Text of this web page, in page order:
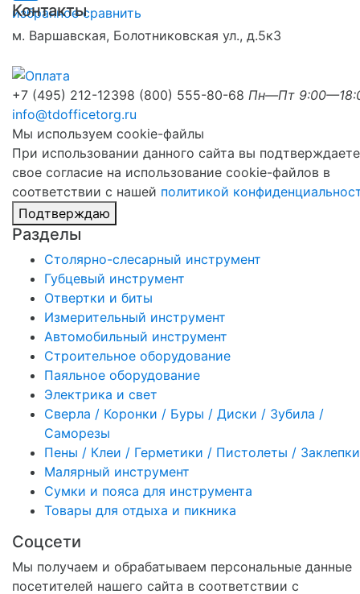
избранное сравнить
Контакты
м. Варшавская, Болотниковская ул., д.5к3
+7 (495) 212-12398 (800) 555-80-68 Пн—Пт
info@tdofficetorg.ru
Мы используем cookie-файлы
При использовании данного сайта вы подтверждаете
свое согласие на использование cookie-файлов в
соответствии с нашей политикой
Подтверждаю
Разделы
Столярно-слесарный инструмент
Губцевый инструмент
Отвертки и биты
Измерительный инструмент
Автомобильный инструмент
Строительное оборудование
Паяльное оборудование
Электрика и свет
Сверла / Коронки / Буры / Диски / Зубила /
Саморезы
Пены / Клеи / Герметики / Пистолеты / Заклепки
Малярный инструмент
Сумки и пояса для инструмента
Товары для отдыха и пикника
Соцсети
Мы получаем и обрабатываем персональные данные
посетителей нашего сайта в соответствии с